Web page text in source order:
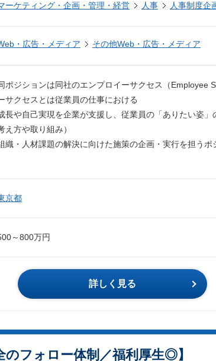
ーケティング・企画・管理・経営 人事 人事制度企
・広告・メディア その他Web・広告・メディア
ポジションは同社のエンプロイーサクセス（Employee
サクセスとは従業員の仕事における
長や自己実現を企業が支援し、従業員の「ありたい姿
え方や取り組み）
織・人材課題の解決に向けた施策の企画・実行を担うポ
京都
～800万円
詳しく見る
フォロー体制／福利厚生◎】